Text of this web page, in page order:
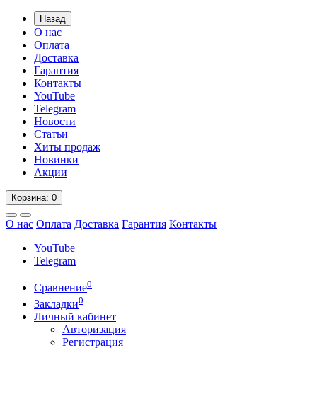
Назад
О нас
Оплата
Доставка
Гарантия
Контакты
YouTube
Telegram
Новости
Статьи
Хиты продаж
Новинки
Акции
Корзина: 0
О нас Оплата Доставка Гарантия Контакты
YouTube
Telegram
Сравнение0
Закладки0
Личный кабинет
Авторизация
Регистрация